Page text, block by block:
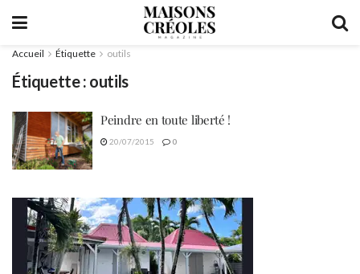
Accueil Étiquette outils
Étiquette : outils
Peindre en toute liberté !
20/07/2015 0